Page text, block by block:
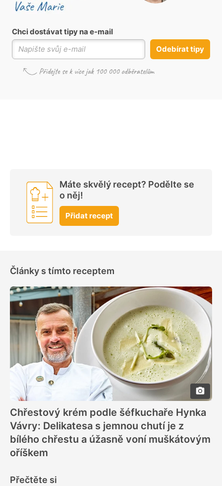
Chci dostávat tipy na e-mail
Odebírat tipy
Máte skvělý recept? Podělte se
o něj!
Přidat recept
Články s tímto receptem
Chřestový krém podle šéfkuchaře Hynka
Vávry: Delikatesa s jemnou chutí je z
bílého chřestu a úžasně voní muškátovým
oříškem
Přečtěte si